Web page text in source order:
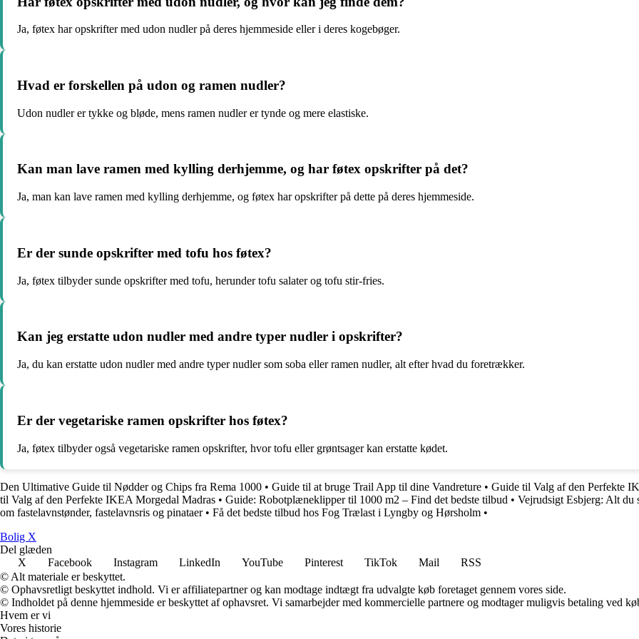
Ja, føtex har opskrifter med udon nudler på deres hjemmeside eller i deres kogebøger.
Hvad er forskellen på udon og ramen nudler?
Udon nudler er tykke og bløde, mens ramen nudler er tynde og mere elastiske.
Kan man lave ramen med kylling derhjemme, og har føtex opskrifter på det?
Ja, man kan lave ramen med kylling derhjemme, og føtex har opskrifter på dette på deres hjemmeside.
Er der sunde opskrifter med tofu hos føtex?
Ja, føtex tilbyder sunde opskrifter med tofu, herunder tofu salater og tofu stir-fries.
Kan jeg erstatte udon nudler med andre typer nudler i opskrifter?
Ja, du kan erstatte udon nudler med andre typer nudler som soba eller ramen nudler, alt efter hvad du foretrækker.
Er der vegetariske ramen opskrifter hos føtex?
Ja, føtex tilbyder også vegetariske ramen opskrifter, hvor tofu eller grøntsager kan erstatte kødet.
Den Ultimative Guide til Nødder og Chips fra Rema 1000 • Guide til at bruge Trail App til dine Vandreture • Guide til Valg af den Perfekte
til Valg af den Perfekte IKEA Morgedal Madras • Guide: Robotplæneklipper til 1000 m2 – Find det bedste tilbud • Vejrudsigt Esbjerg: Alt du
om fastelavnstønder, fastelavnsris og pinataer• Få det bedste tilbud hos Fog Trælast i Lyngby og Hørsholm •
Bolig X
Del glæden
X
Facebook Instagram LinkedIn YouTube Pinterest TikTok Mail
RSS
© Alt materiale er beskyttet.
© Ophavsretligt beskyttet indhold. Vi er affiliatepartner og kan modtage indtægt fra udvalgte køb foretaget gennem vores side.
© Indholdet på denne hjemmeside er beskyttet af ophavsret. Vi samarbejder med kommercielle partnere og modtager muligvis betaling ved
Hvem er vi
Vores historie